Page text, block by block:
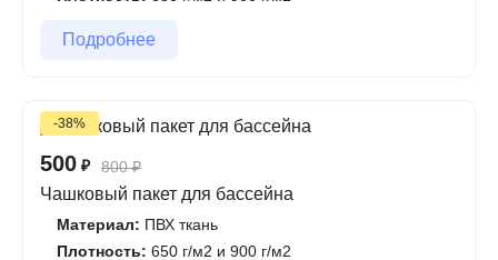
Подробнее
-38%
500 ₽ 800₽
Чашковый пакет для бассейна
Материал: ПВХ ткань
Плотность: 650 г/м2 и 900 г/м2